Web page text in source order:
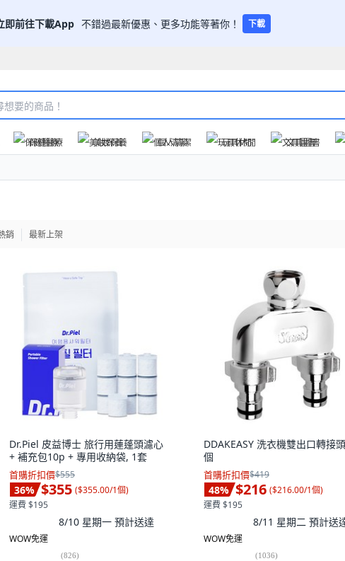
即前往下載App 不錯過最新優惠、更多功能等著你！ 下載
保健醫療 美妝保養 個人清潔 玩具休閒 文具圖書
銷 最新上架
Dr.Piel 皮益博士 旅行用蓮蓬頭濾心
+ 補充包10p + 專用收納袋, 1套
首購折扣價$555
36% $355 ($355.00/1個)
運費 $195
8/10 星期一 預計送達
WOW免運
(826)
DDAKEASY 洗衣機雙出口轉接
個
首購折扣價$419
48% $216 ($216.00/1個)
運費 $195
8/11 星期二 預計送
WOW免運
(1036)